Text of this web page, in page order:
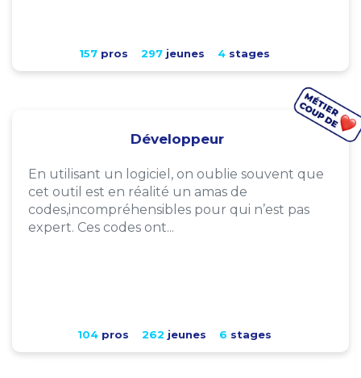
157pros 297jeunes 4stages
Développeur
En utilisant un logiciel, on oublie souvent que
cet outil est en réalité un amas de
codes,incompréhensibles pour qui n’est pas
expert. Ces codes ont...
104pros 262 jeunes 6 stages